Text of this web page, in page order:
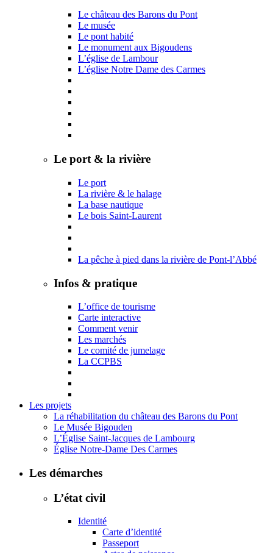
Le château des Barons du Pont
Le musée
Le pont habité
Le monument aux Bigoudens
L’église de Lambour
L’église Notre Dame des Carmes
Le port & la rivière
Le port
La rivière & le halage
La base nautique
Le bois Saint-Laurent
La pêche à pied dans la rivière de Pont-l’Abbé
Infos & pratique
L’office de tourisme
Carte interactive
Comment venir
Les marchés
Le comité de jumelage
La CCPBS
Les projets
La réhabilitation du château des Barons du Pont
Le Musée Bigouden
L’Église Saint-Jacques de Lambourg
Église Notre-Dame Des Carmes
Les démarches
L’état civil
Identité
Carte d’identité
Passeport